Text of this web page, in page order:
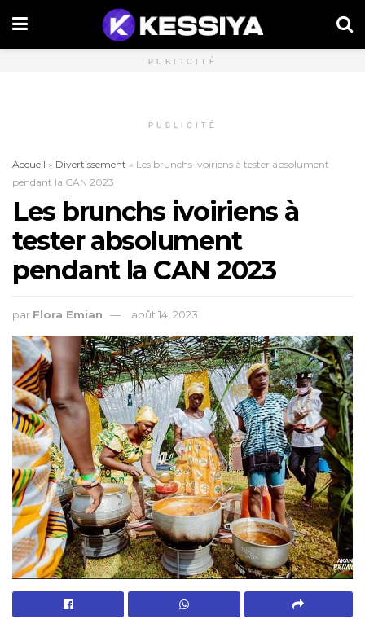
PUBLICITÉ
PUBLICITÉ
Accueil » Divertissement » Les brunchs ivoiriens à tester absolument
pendant la CAN 2023
Les brunchs ivoiriens à
tester absolument
pendant la CAN 2023
par Flora Emian août 14, 2023